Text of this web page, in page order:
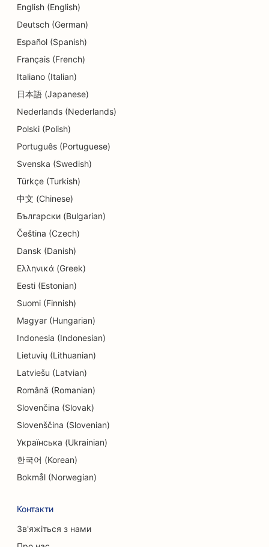
SEO для танцювальних студій
SEO для послуг дермабразії
SEO для делікатесів
SEO для стоматологічних клінік
SEO для магазинів деталей
SEO для ресторанів
SEO для кексових магазинів
за дітьми
SEO для магазинів пончиків
SEO для електриків
SEO для магазинів електроніки
SEO для інжинірингових компаній
SEO для дитячих садків
SEO для лікарів-ендодонтистів
SEO для квест-кімнат
ЕО для етнічних ресторанів
SEO для послуг з підтяжки обличчя
SEO для фінансових планувальників
English (English)
Deutsch (German)
Español (Spanish)
Français (French)
Italiano (Italian)
日本語 (Japanese)
Nederlands (Nederlands)
Polski (Polish)
Português (Portuguese)
Svenska (Swedish)
Türkçe (Turkish)
中文 (Chinese)
Български (Bulgarian)
Čeština (Czech)
Dansk (Danish)
Ελληνικά (Greek)
Eesti (Estonian)
Suomi (Finnish)
Magyar (Hungarian)
Indonesia (Indonesian)
Lietuvių (Lithuanian)
Latviešu (Latvian)
Română (Romanian)
Slovenčina (Slovak)
Slovenščina (Slovenian)
Українська (Ukrainian)
한국어 (Korean)
Bokmål (Norwegian)
Контакти
Зв'яжіться з нами